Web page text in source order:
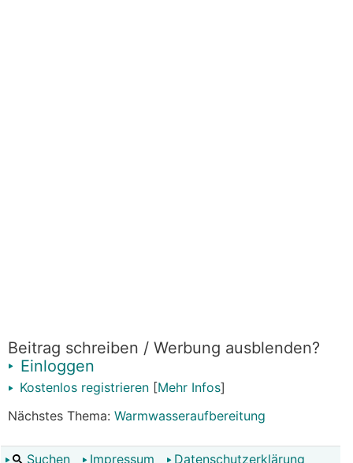
Beitrag schreiben / Werbung ausblenden?
Einloggen
Kostenlos registrieren [Mehr Infos]
Nächstes Thema: Warmwasseraufbereitung
Suchen Impressum Datenschutzerklärung